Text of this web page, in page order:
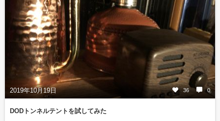
2019年10月19日 36 0
DODトンネルテントを試してみた